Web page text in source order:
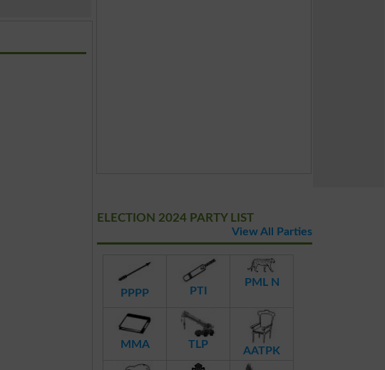
ELECTION 2024 PARTY LIST
View All Parties
PPPP PTI
PML N
MMA TLP
AATPK